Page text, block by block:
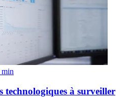
min
technologiques à surveiller